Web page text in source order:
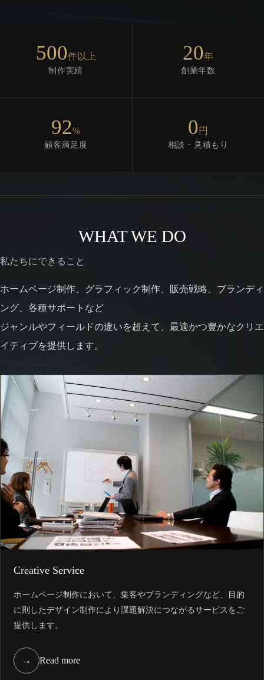
500件以上
制作実績
20年
創業年数
92%
顧客満足度
0 円
相談・見積もり
WHAT WE DO
私たちにできること
ホームページ制作、グラフィック制作、販売戦略、ブランディ
ング、各種サポートなど
ジャンルやフィールドの違いを超えて、最適かつ豊かなクリエ
イティブを提供します。
Creative Service
ホームページ制作において、集客やブランディングなど、目的
に則したデザイン制作により課題解決につながるサービスをご
提供します。
→ Read more